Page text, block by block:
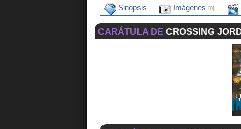
Sinopsis
Imágenes [0]
CARÁTULA DE CROSSING